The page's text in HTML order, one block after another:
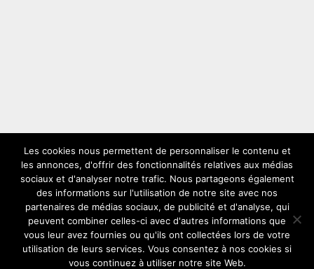
LES PLUS VUS
Copyright © 2026SolexComment choisir son solex ideal
Les cookies nous permettent de personnaliser le contenu et
les annonces, d'offrir des fonctionnalités relatives aux médias
sociaux et d'analyser notre trafic. Nous partageons également
des informations sur l'utilisation de notre site avec nos
partenaires de médias sociaux, de publicité et d'analyse, qui
peuvent combiner celles-ci avec d'autres informations que
vous leur avez fournies ou qu'ils ont collectées lors de votre
utilisation de leurs services. Vous consentez à nos cookies si
vous continuez à utiliser notre site Web.